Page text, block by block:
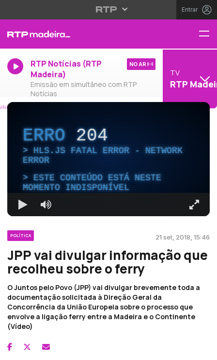
Entrar
RTP Notícias (RTP
Madeira)
Emissão em simultâneo com RTP
Notícias
NO AR
TV
RTP
ERRO204
HLS.JS FATAL ERROR - NETWORK
ERROR
ESTE CONTEÚDO ESTÁ NESTE
MOMENTO INDISPONÍVEL
POLÍTICA 21 set, 2018, 15:46
JPP vai divulgar informação que
recolheu sobre o ferry
O Juntos pelo Povo (JPP) vai divulgar brevemente toda a
documentação solicitada à Direção Geral da
Concorrência da União Europeia sobre o processo que
envolve a ligação ferry entre a Madeira e o Continente
(Vídeo)